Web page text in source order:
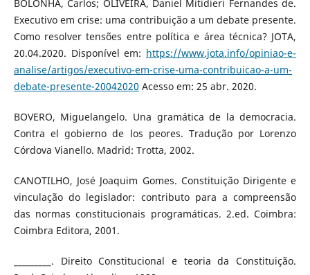
BOLONHA, Carlos; OLIVEIRA, Daniel Mitidieri Fernandes de.
Executivo em crise: uma contribuição a um debate presente.
Como resolver tensões entre política e área técnica? JOTA,
20.04.2020. Disponível em: https://www.jota.info/opiniao-e-
analise/artigos/executivo-em-crise-uma-contribuicao-a-um-
debate-presente-20042020 Acesso em: 25 abr. 2020.
BOVERO, Miguelangelo. Una gramática de la democracia.
Contra el gobierno de los peores. Tradução por Lorenzo
Córdova Vianello. Madrid: Trotta, 2002.
CANOTILHO, José Joaquim Gomes. Constituição Dirigente e
vinculação do legislador: contributo para a compreensão
das normas constitucionais programáticas. 2.ed. Coimbra:
Coimbra Editora, 2001.
_________. Direito Constitucional e teoria da Constituição.